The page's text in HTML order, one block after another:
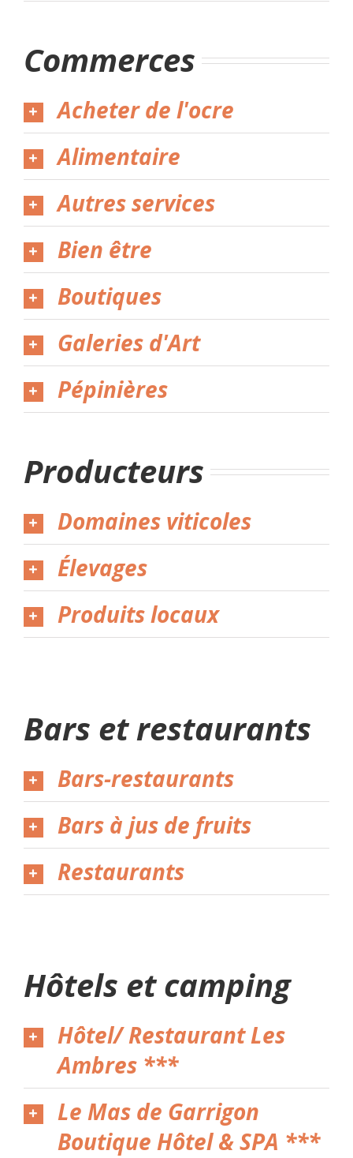
Commerces
Acheter de l'ocre
Alimentaire
Autres services
Bien être
Boutiques
Galeries d'Art
Pépinières
Producteurs
Domaines viticoles
Élevages
Produits locaux
Bars et restaurants
Bars-restaurants
Bars à jus de fruits
Restaurants
Hôtels et camping
Hôtel/ Restaurant Les
Ambres ***
Le Mas de Garrigon
Boutique Hôtel & SPA ***